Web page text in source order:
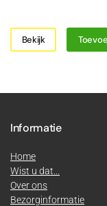
Bekijk
Informatie
Home
Wist u dat...
Over ons
Bezorginformatie